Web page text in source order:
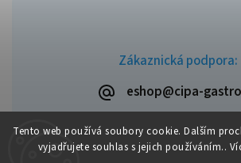
Tento web používá soubory cookie. Dalším
vyjadřujete souhlas s jejich používáním..
Zákaznická podpora:
eshop@cipa-